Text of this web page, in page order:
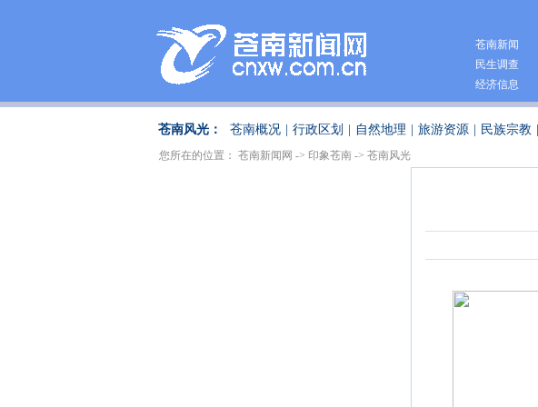
苍南新闻
民生调查
经济信息
苍南风光： 苍南概况 行政区划 自然地理 旅游资源 民族宗教
您所在的位置： 苍南新闻网 -> 印象苍南 -> 苍南风光